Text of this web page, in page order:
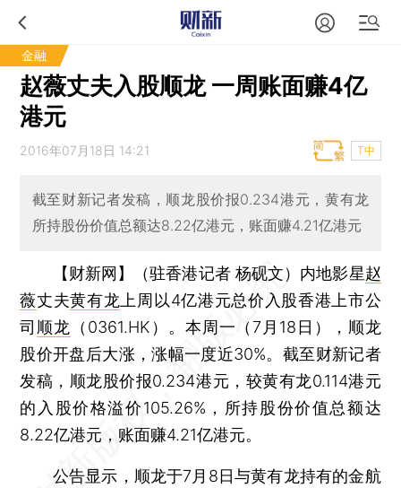
金融
赵薇丈夫入股顺龙 一周账面赚4亿
港元
2016年07月18日 14:21 T中
截至财新记者发稿，顺龙股价报0.234港元，黄有龙
所持股份价值总额达8.22亿港元，账面赚4.21亿港元
【财新网】（驻香港记者 杨砚文） 内地影星赵
薇丈夫黄有龙 上周以4亿港元总价入股香港上市公
司 顺龙
（0361.HK）。本周一（7月18日），顺龙
股价开盘后大涨，涨幅一度近30%。截至财新记者
发稿，顺龙股价报0.234港元，较黄有龙0.114港元
的入股价格溢价105.26%，所持股份价值总额达
8.22亿港元，账面赚4.21亿港元。
公告显示，顺龙于7月8日与黄有龙持有的金航